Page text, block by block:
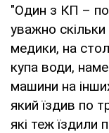
"Один з КП –
уважно
медики, на
купа води,
машини на
який їздив по
які теж їздили